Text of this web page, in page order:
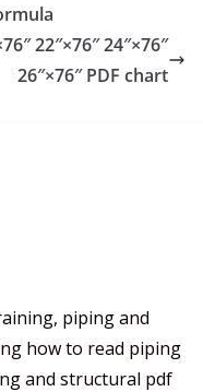
22″×76″ 24″×76″
26″×76″ PDF chart
piping and
how to read piping
and structural pdf